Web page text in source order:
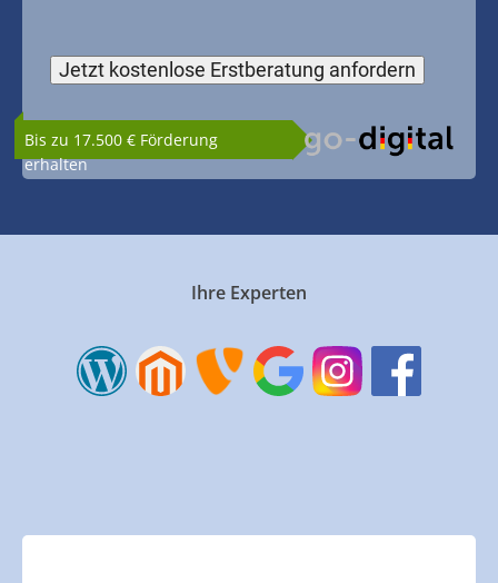
Bis zu 17.500 € Förderung
erhalten
Ihre Experten